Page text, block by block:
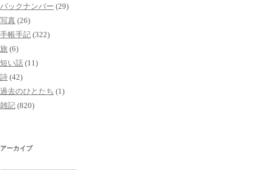
バックナンバー (29)
写真 (26)
手帳手記 (322)
旅 (6)
短い話 (11)
詩 (42)
過去のひとたち (1)
雑記 (820)
アーカイブ